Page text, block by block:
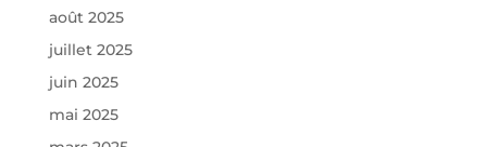
août 2025
juillet 2025
juin 2025
mai 2025